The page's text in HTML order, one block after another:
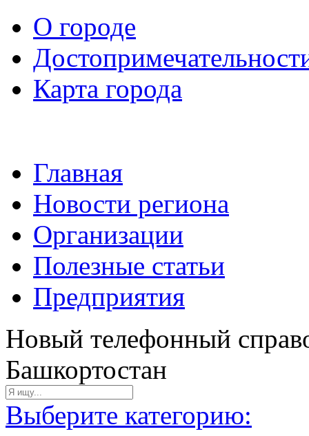
О городе
Карта города
Главная
Новости региона
Организации
Полезные статьи
Предприятия
Новый телефонный
Башкортостан
Выберите категорию: